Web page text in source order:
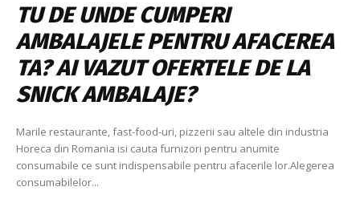
TU DE UNDE CUMPERI
AMBALAJELE PENTRU AFACEREA
TA? AI VAZUT OFERTELE DE LA
SNICK AMBALAJE?
Marile restaurante, fast-food-uri, pizzerii sau altele din industria
Horeca din Romania isi cauta furnizori pentru anumite
consumabile ce sunt indispensabile pentru afacerile lor.Alegerea
consumabilelor...